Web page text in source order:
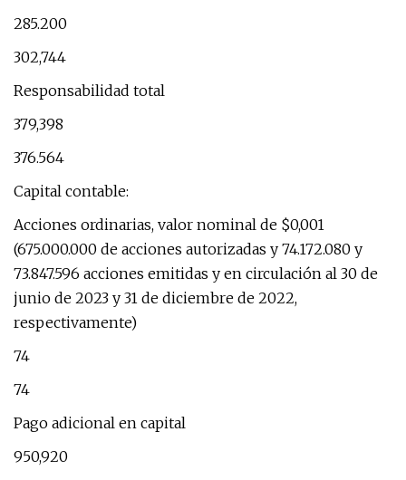
285.200
302,744
Responsabilidad total
379,398
376.564
Capital contable:
Acciones ordinarias, valor nominal de $0,001
(675.000.000 de acciones autorizadas y 74.172.080 y
73.847.596 acciones emitidas y en circulación al 30 de
junio de 2023 y 31 de diciembre de 2022,
respectivamente)
74
74
Pago adicional en capital
950,920